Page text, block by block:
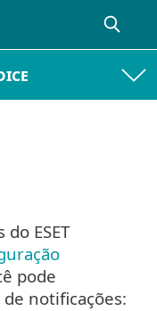
ESET
pode
notificações: